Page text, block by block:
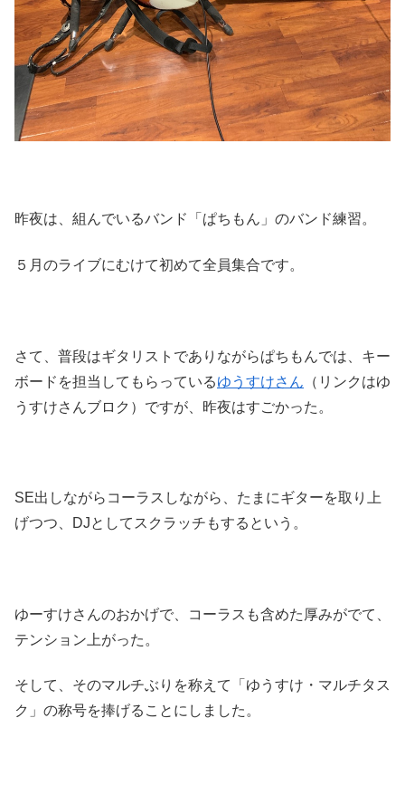
昨夜は、組んでいるバンド「ぱちもん」のバンド練習。
５月のライブにむけて初めて全員集合です。
さて、普段はギタリストでありながらぱちもんでは、キー
ボードを担当してもらっているゆうすけさん （リンクはゆ
うすけさんブロク）ですが、昨夜はすごかった。
SE出しながらコーラスしながら、たまにギターを取り上
げつつ、DJとしてスクラッチもするという。
ゆーすけさんのおかげで、コーラスも含めた厚みがでて、
テンション上がった。
そして、そのマルチぶりを称えて「ゆうすけ・マルチタス
ク」の称号を捧げることにしました。